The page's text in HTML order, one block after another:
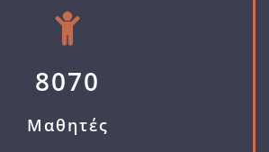
8070
Μαθητές